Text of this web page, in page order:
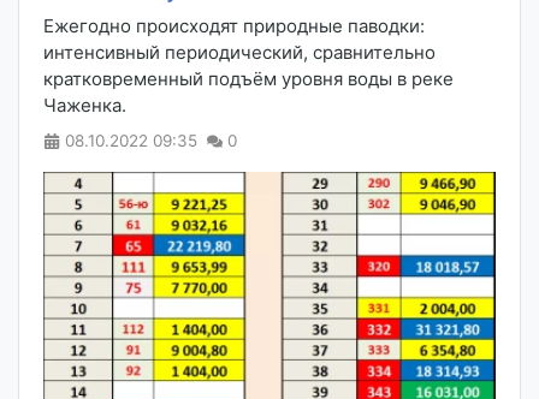
Ежегодно происходят природные паводки:
интенсивный периодический, сравнительно
кратковременный подъём уровня воды в реке
Чаженка.
08.10.2022 09:35 0